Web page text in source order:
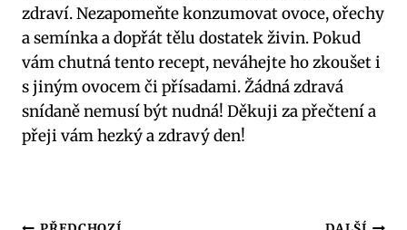
zdraví. Nezapomeňte konzumovat ⁢ovoce, ⁢ořechy
a ⁣semínka a dopřát tělu dostatek ‌živin. Pokud
vám ‍chutná tento recept, neváhejte ho zkoušet i
s jiným ovocem ‌či přísadami. Žádná zdravá⁤
snídaně nemusí⁤ být nudná! Děkuji za přečtení a
přeji vám hezký a zdravý den!